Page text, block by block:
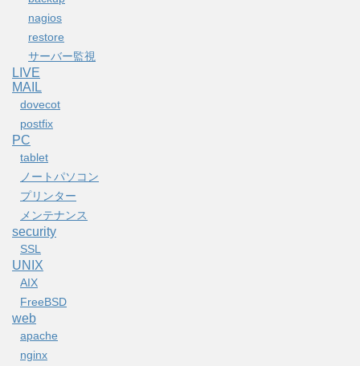
nagios
restore
サーバー監視
LIVE
MAIL
dovecot
postfix
PC
tablet
ノートパソコン
プリンター
メンテナンス
security
SSL
UNIX
AIX
FreeBSD
web
apache
nginx